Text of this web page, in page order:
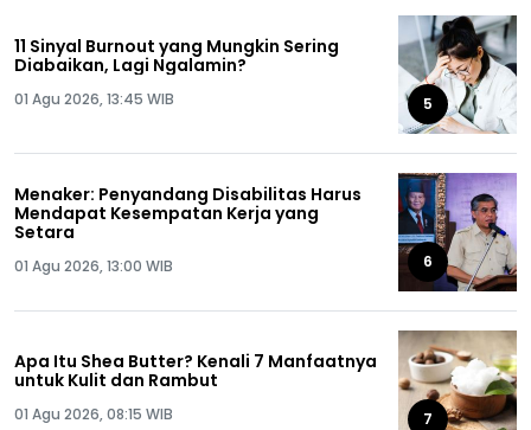
11 Sinyal Burnout yang Mungkin Sering
Diabaikan, Lagi Ngalamin?
01 Agu 2026, 13:45 WIB 5
Menaker: Penyandang Disabilitas Harus
Mendapat Kesempatan Kerja yang
Setara
01 Agu 2026, 13:00 WIB 6
Apa Itu Shea Butter? Kenali 7 Manfaatnya
untuk Kulit dan Rambut
01 Agu 2026, 08:15 WIB 7